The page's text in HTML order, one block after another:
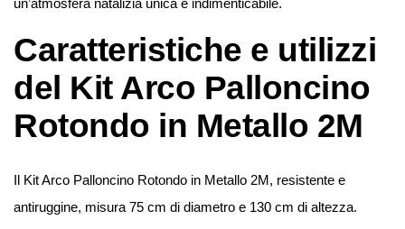
Caratteristiche e utilizzi
del Kit Arco Palloncino
Rotondo in Metallo 2M
Il Kit Arco Palloncino Rotondo in Metallo 2M, resistente e
antiruggine, misura 75 cm di diametro e 130 cm di altezza.